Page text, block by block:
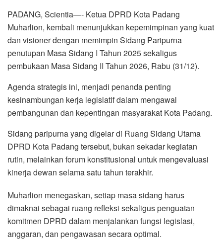
PADANG, Scientia—- Ketua DPRD Kota Padang
Muharlion, kembali menunjukkan kepemimpinan yang kuat
dan visioner dengan memimpin Sidang Paripurna
penutupan Masa Sidang I Tahun 2025 sekaligus
pembukaan Masa Sidang II Tahun 2026, Rabu (31/12).
Agenda strategis ini, menjadi penanda penting
kesinambungan kerja legislatif dalam mengawal
pembangunan dan kepentingan masyarakat Kota Padang.
Sidang paripurna yang digelar di Ruang Sidang Utama
DPRD Kota Padang tersebut, bukan sekadar kegiatan
rutin, melainkan forum konstitusional untuk mengevaluasi
kinerja dewan selama satu tahun terakhir.
Muharlion menegaskan, setiap masa sidang harus
dimaknai sebagai ruang refleksi sekaligus penguatan
komitmen DPRD dalam menjalankan fungsi legislasi,
anggaran, dan pengawasan secara optimal.